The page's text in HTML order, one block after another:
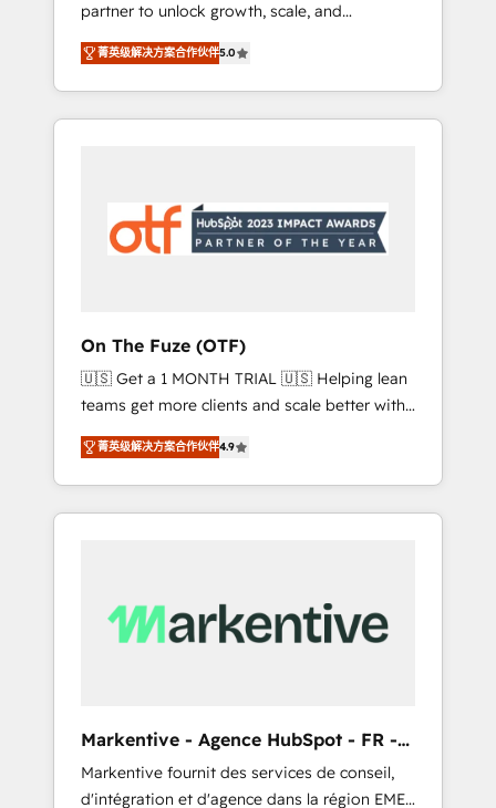
platform accreditations and deep HIPAA-
compliance expertise. - A team of 250+
experts dedicated to your resilient growth.
partner to unlock growth, scale, and
transformation. We help companies activate
HubSpot’s AI-powered customer platform
and operationalize HubSpot’s Loop
Marketing framework through expert-led
Hubs to your buyer journey for clean data,
scalability, & reporting. 🎯Demand Gen &
messaging, & conversion strategy that drive
results. 🤖AI Strategy: Activate Breeze Agents,
configure HubSpot AI, & maximize AEO with
tailored AI services. 🧩Integrations: Extend
HubSpot with custom integrations, hosting, &
maintenance.
菁英级解决方案合作伙伴5.0
On The Fuze (OTF)
🇺🇸 Get a 1 MONTH TRIAL 🇺🇸 Helping lean
teams get more clients and scale better with
our HubSpot Consulting & 'Done For You'
Services. 🚀 Who We Work With 🚀 We help
lean, growing companies: - Win more
business - Reduce no-shows - Improve lead
client's are too busy to learn the ins-and-outs
of HubSpot. We give you a Personal
know what you don't know'
recommendations to maximize conversions!
OTF is an Elite Partner (top 1% of 6,500+
菁英级解决方案合作伙伴4.9
Markentive - Agence HubSpot - FR -
EN
Markentive fournit des services de conseil,
d'intégration et d'agence dans la région EMEA